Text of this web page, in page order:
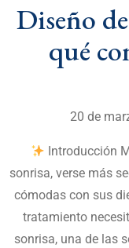
Diseño
qué
20 de
Introducción
sonrisa, verse más
cómodas con sus
tratamiento
sonrisa, una de las